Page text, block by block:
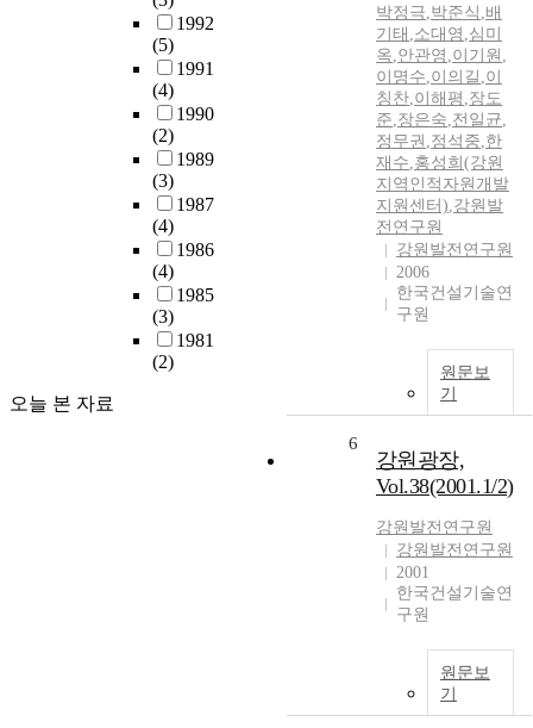
1992
(5)
1991
(4)
1990
(2)
1989
(3)
1987
(4)
1986
(4)
1985
(3)
1981
(2)
오늘 본 자료
박정극,박준식 ,배
기태 ,소대영 ,심미
옥,안관영 ,이기원 ,
이명수,이의길 ,이
칭찬,이해평 ,장도
준,장은숙,전일균,
정무권 ,정석중,한
재수,홍성희(강원
지역인적자원개발
지원센터),강원발
전연구원
강원발전연구원
2006
한국건설기술연
구원
원문보
기
6
강원광장,
Vol.38(2001.1/2)
강원발전연구원
강원발전연구원
2001
한국건설기술연
구원
원문보
기